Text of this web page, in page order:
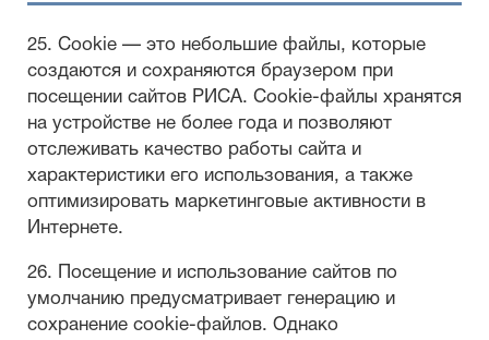
25. Cookie — это небольшие файлы, которые
создаются и сохраняются браузером при
посещении сайтов РИСА. Cookie-файлы хранятся
на устройстве не более года и позволяют
отслеживать качество работы сайта и
характеристики его использования, а также
оптимизировать маркетинговые активности в
Интернете.
26. Посещение и использование сайтов по
умолчанию предусматривает генерацию и
сохранение cookie-файлов. Однако